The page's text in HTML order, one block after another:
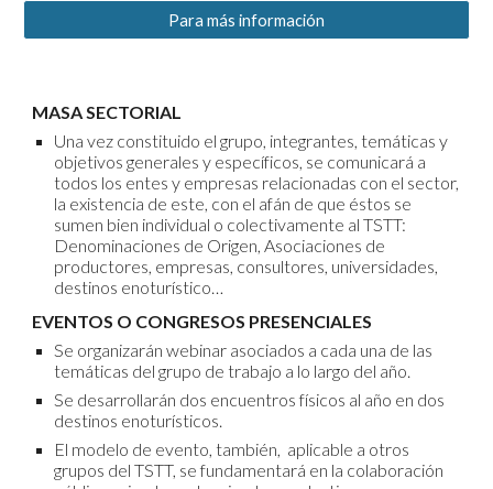
Para más información
MASA SECTORIAL
Una vez constituido el grupo, integrantes, temáticas y
objetivos generales y específicos, se comunicará a
todos los entes y empresas relacionadas con el sector,
la existencia de este, con el afán de que éstos se
sumen bien individual o colectivamente al TSTT:
Denominaciones de Origen, Asociaciones de
productores, empresas, consultores, universidades,
destinos enoturístico…
EVENTOS O CONGRESOS PRESENCIALES
Se organizarán webinar asociados a cada una de las
temáticas del grupo de trabajo a lo largo del año.
Se desarrollarán dos encuentros físicos al año en dos
destinos enoturísticos.
El modelo de evento, también, aplicable a otros
grupos del TSTT, se fundamentará en la colaboración